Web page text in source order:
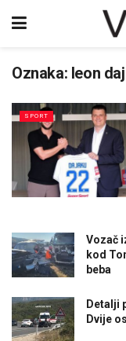
Oznaka: leon
SPORT
Vozač
kod
beba
Detalji
Dvije